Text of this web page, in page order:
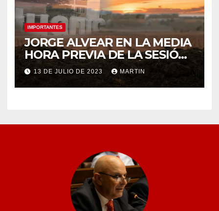
IMPORTANTES
JORGE ALVEAR EN LA MEDIA
HORA PREVIA DE LA SESIÓN
ORDINARIA DEL MIÉRCOLES
12 DE JULIO
13 DE JULIO DE 2023 MARTIN